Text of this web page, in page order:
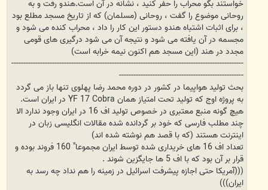
خواستند بگو محراب را حفر کنید ، نشانه در آن است.هندو رفت و به
روحانی موضوع را گفت ، روحانی (مسلمان) که از تاریخ مسجد مطلع بود
، برای اثبات اشتباه هندو دستور این کار را داد ، محراب کنده می شود و
مجسمه در آن یافته می شود و نتیجه آن می شود درگیری های قومی
مجدد در هند (این مسجد هم اکنون نیمه خرابه است)
-------------------------------------------------------------------------------------------------
----------------------------------------------------
بحث تولید هواپیما در کشور در دوره محمد رضا پهلوی تنها باز می گردد
به پروژه اوج که تولید تحت امتیاز همان YF 17 Cobra در ایران است.
هیچ گونه منبع معتبری در خصوص تولید اف 16 در ایران وجود ندارد الا
چند مطلب فارسی که خود بر گردانده شده مقالات انگلیسی زبان در
اینترنت هستند (که با قصد هم نوشته شده اند)
تعداد اف 16 های خریداری شده توسط ایران مجموعا" 160 فروند بوده و
قرار بر آن بود که با اف 5 ها جایگزین شوند .
(((آمریکا حتی اجازه پیشرفت اسرائیل در زمینه را هم نداد چه رسد به
ایران)))